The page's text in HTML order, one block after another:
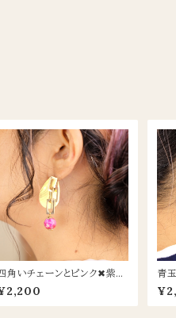
角いチェーンとピンク✖︎紫玉
ピアス
青